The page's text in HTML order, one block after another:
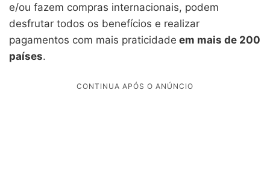
e/ou fazem compras internacionais, podem
desfrutar todos os benefícios e realizar
pagamentos com mais praticidade em mais de 200
países.